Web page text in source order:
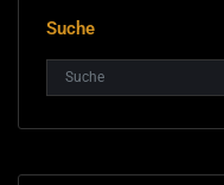
Suche